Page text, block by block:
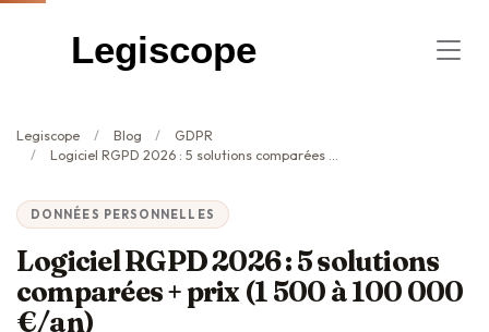
Legiscope
Legiscope Blog
GDPR
Logiciel RGPD 2026 : 5 solutions comparées + prix (1 500 à 100 000 €/an)
DONNÉES PERSONNELLES
Logiciel RGPD 2026 : 5 solutions
comparées + prix (1 500 à 100 000
€/an)